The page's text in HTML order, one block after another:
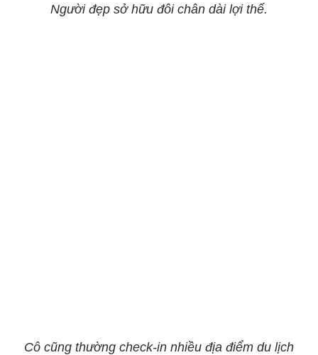
Người đẹp sở hữu đôi chân dài lợi thế.
Cô cũng thường check-in nhiều địa điểm du lịch